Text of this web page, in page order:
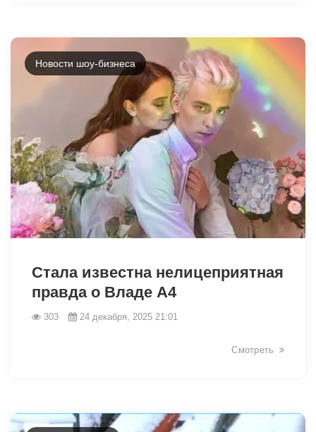
Новости шоу-бизнеса
Стала известна нелицеприятная
правда о Владе А4
303 24 декабря, 2025 21:01
Смотреть